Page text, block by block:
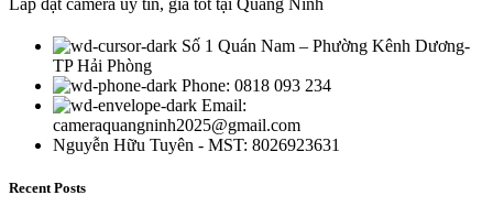
Số 1 Quán Nam – Phường Kênh Dương-
TP Hải Phòng
Phone: 0818 093 234
Email:
cameraquangninh2025@gmail.com
Nguyễn Hữu Tuyên - MST: 8026923631
Recent Posts